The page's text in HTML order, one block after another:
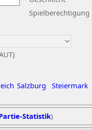
Spielberechtigung
Salzburg Steiermark
Statistik)